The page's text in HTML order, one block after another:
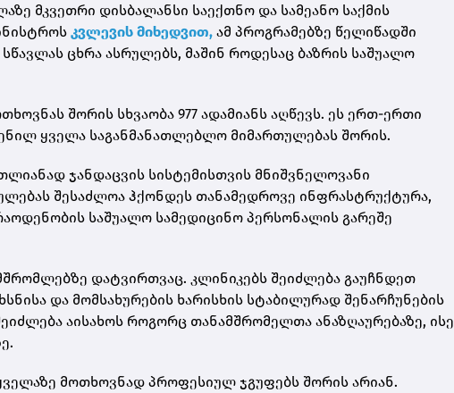
მკვეთრი დისბალანსი საექთნო და სამეანო საქმის
კვლევის მიხედვით, ამ პროგრამებზე წელიწადში
ცხრა ასრულებს, მაშინ როდესაც ბაზრის საშუალო
შორის სხვაობა 977 ადამიანს აღწევს. ეს ერთ-ერთი
ყველა საგანმანათლებლო მიმართულებას შორის.
ჯანდაცვის სისტემისთვის მნიშვნელოვანი
შესაძლოა ჰქონდეს თანამედროვე ინფრასტრუქტურა,
საშუალო სამედიცინო პერსონალის გარეშე
დატვირთვაც. კლინიკებს შეიძლება გაუჩნდეთ
და მომსახურების ხარისხის სტაბილურად შენარჩუნების
აისახოს როგორც თანამშრომელთა ანაზღაურებაზე, ისე
მოთხოვნად პროფესიულ ჯგუფებს შორის არიან.